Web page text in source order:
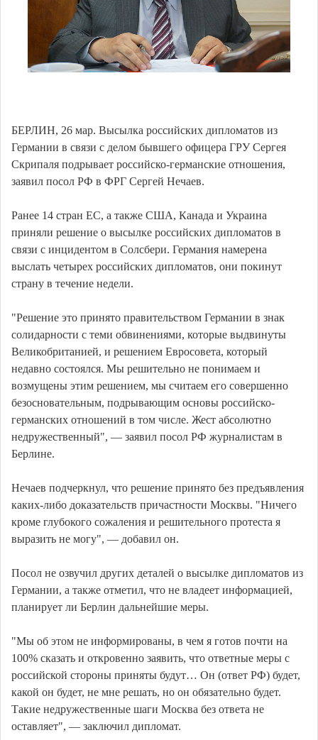
БЕРЛИН, 26 мар. Высылка российских дипломатов из
Германии в связи с делом бывшего офицера ГРУ Сергея
Скрипаля подрывает российско-германские отношения,
заявил посол РФ в ФРГ Сергей Нечаев.
Ранее 14 стран ЕС, а также США, Канада и Украина
приняли решение о высылке российских дипломатов в
связи с инцидентом в Солсбери. Германия намерена
выслать четырех российских дипломатов, они покинут
страну в течение недели.
"Решение это принято правительством Германии в знак
солидарности с теми обвинениями, которые выдвинуты
Великобританией, и решением Евросовета, который
недавно состоялся. Мы решительно не понимаем и
возмущены этим решением, мы считаем его совершенно
безосновательным, подрывающим основы российско-
германских отношений в том числе. Жест абсолютно
недружественный", — заявил посол РФ журналистам в
Берлине.
Нечаев подчеркнул, что решение принято без предъявления
каких-либо доказательств причастности Москвы. "Ничего
кроме глубокого сожаления и решительного протеста я
выразить не могу", — добавил он.
Посол не озвучил других деталей о высылке дипломатов из
Германии, а также отметил, что не владеет информацией,
планирует ли Берлин дальнейшие меры.
"Мы об этом не информированы, в чем я готов почти на
100% сказать и откровенно заявить, что ответные меры с
российской стороны приняты будут… Он (ответ РФ) будет,
какой он будет, не мне решать, но он обязательно будет.
Такие недружественные шаги Москва без ответа не
оставляет", — заключил дипломат.